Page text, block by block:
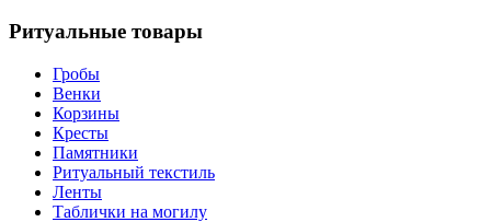
Ритуальные товары
Гробы
Венки
Корзины
Кресты
Памятники
Ритуальный текстиль
Ленты
Таблички на могилу